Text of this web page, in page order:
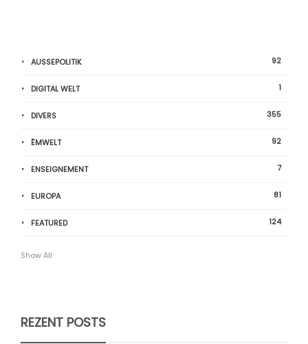
AUSSEPOLITIK 92
DIGITAL WELT 1
DIVERS 355
ËMWELT 92
ENSEIGNEMENT 7
EUROPA 81
FEATURED 124
Show All
REZENT POSTS